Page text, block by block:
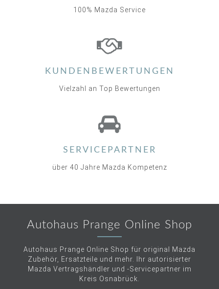
100% Mazda Service
KUNDENBEWERTUNGEN
Vielzahl an Top Bewertungen
SERVICEPARTNER
über 40 Jahre Mazda Kompetenz
Autohaus Prange Online Shop
Autohaus Prange Online Shop für original Mazda
Zubehör, Ersatzteile und mehr. Ihr autorisierter
Mazda Vertragshändler und -Servicepartner im
Kreis Osnabrück.